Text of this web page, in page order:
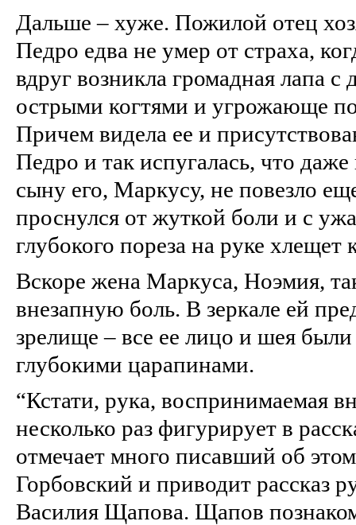
Дальше – хуже. Пожилой отец
Педро едва не умер от страха,
вдруг возникла громадная лапа
острыми когтями и угрожающе
Причем видела ее и
Педро и так испугалась, что
сыну его, Маркусу, не повезло
проснулся от жуткой боли и с
глубокого пореза на руке хлещет
Вскоре жена Маркуса, Ноэмия,
внезапную боль. В зеркале ей
зрелище – все ее лицо и шея
глубокими царапинами.
“Кстати, рука, воспринимаемая
несколько раз фигурирует в
отмечает много писавший об
Горбовский и приводит рассказ
Василия Щапова. Щапов